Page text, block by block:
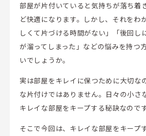
部屋が片付いていると気持ちが落ち着
ど快適になります。しかし、それをわ
しくて片づける時間がない」「後回し
が溜ってしまった」などの悩みを持つ
いでしょうか。
実は部屋をキレイに保つために大切な
な片付けではありません。日々の小さ
キレイな部屋をキープする秘訣なので
そこで今回は、キレイな部屋をキープ